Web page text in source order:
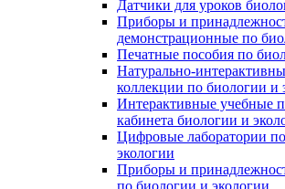
Датчики для уроков
Приборы и
демонстрационные по
Печатные пособия по
Натурально-
коллекции по биологии и
Интерактивные учебные
кабинета биологии и
Цифровые лаборатории
экологии
Приборы и
по биологии и экологии